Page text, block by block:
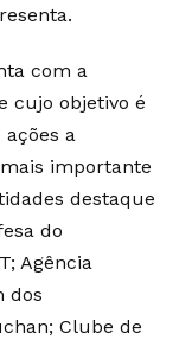
com a
cujo objetivo é
a
importante
destaque
do
Agência
dos
Clube de